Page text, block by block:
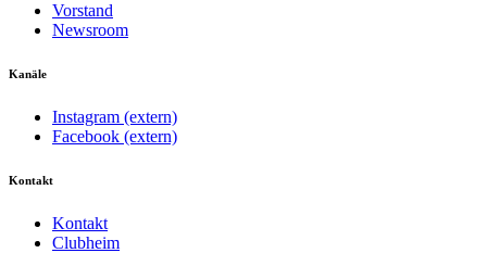
Vorstand
Newsroom
Kanäle
Instagram (extern)
Facebook (extern)
Kontakt
Kontakt
Clubheim